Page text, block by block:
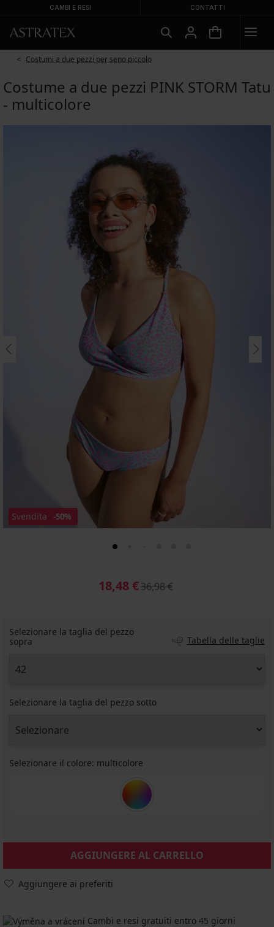
CAMBI E RESI CONTATTI
Costumi a due pezzi per seno piccolo
Costume a due pezzi PINK STORM Tatu
- multicolore
Svendita -50%
18,48 €36,98 €
Selezionare la taglia del pezzo
sopra
Tabella delle taglie
Selezionare la taglia del pezzo sotto
Selezionare il colore: multicolore
AGGIUNGERE AL CARRELLO
Aggiungere ai preferiti
Cambi e resi gratuiti entro 45 giorni